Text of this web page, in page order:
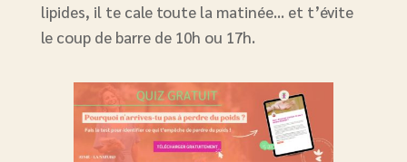
lipides, il te cale toute la matinée… et t’évite
le coup de barre de 10h ou 17h.